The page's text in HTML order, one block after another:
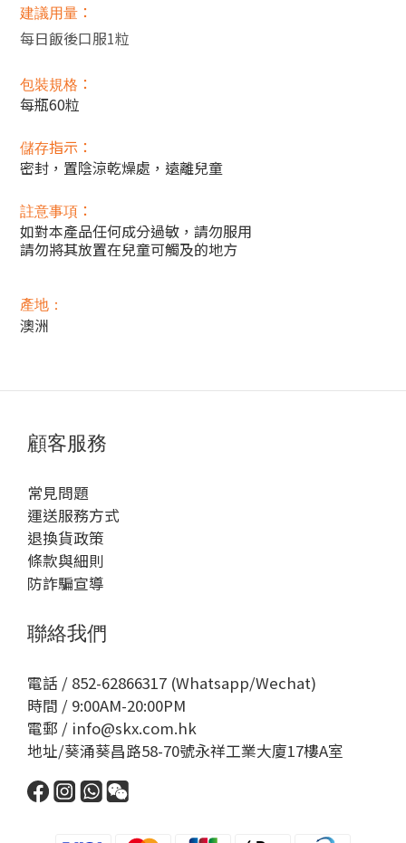
建議用量 ：
每日飯後口服1粒
包裝規格 ：
每瓶60粒
儲存指示：
密封，置陰涼乾燥處，遠離兒童
註意事項 ：
如對本產品任何成分過敏，請勿服用
請勿將其放置在兒童可觸及的地方
產地：
澳洲
顧客服務
常見問題
運送服務方式
退換貨政策
條款與細則
防詐騙宣導
聯絡我們
電話 / 852-62866317 (Whatsapp/Wechat)
時間 / 9:00AM-20:00PM
電郵 / info@skx.com.hk
地址/葵涌葵昌路58-70號永祥工業大廈17樓A室